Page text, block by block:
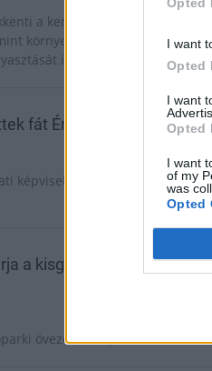
I want
Opted
I want
Opted
I want
of my
was
Opted
a kerületben lévő
környezetbarát megoldásokkal
is minimalizálja.
fát Érden az ovisoknak
képviselőjelöltek vettek kezükbe
a kisgyermekes szülőket
övezetben építik fel.